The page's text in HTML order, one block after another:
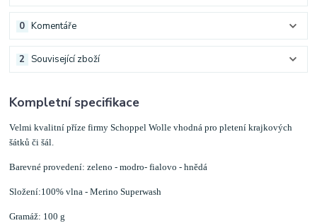
Komentáře
0
Související zboží
2
Kompletní specifikace
Velmi kvalitní příze firmy Schoppel Wolle vhodnápro pletení krajkových
šátků či šál.
Barevné provedení: zeleno - modro- fialovo - hnědá
Složení:100% vlna - Merino Superwash
Gramáž: 100 g